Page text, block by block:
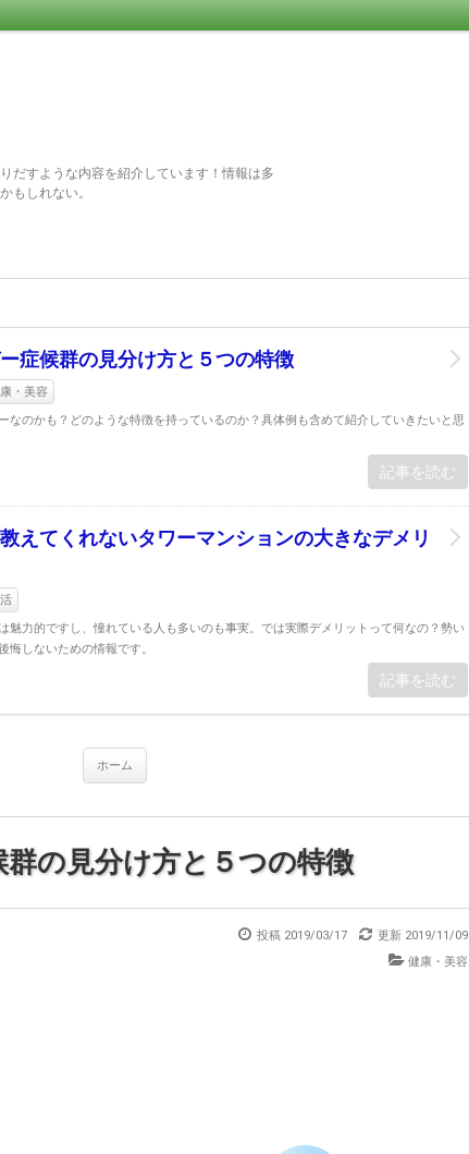
だすような内容を紹介しています！情報は多
もしれない。
症候群の見分け方と５つの特徴
・美容
なのかも？どのような特徴を持っているのか？具体例も含めて紹介していきたいと思
記事を読む
えてくれないタワーマンションの大きなデメリ
魅力的ですし、憧れている人も多いのも事実。では実際デメリットって何なの？勢い
悔しないための情報です。
記事を読む
ホーム
の見分け方と５つの特徴
投稿 2019/03/17 更新 2019/11/09
健康・美容